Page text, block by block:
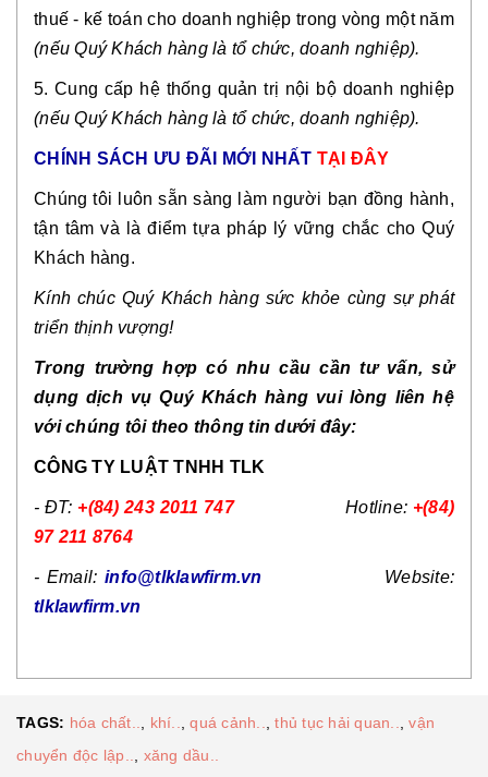
thuế - kế toán cho doanh nghiệp trong vòng một năm
(nếu Quý Khách hàng là tổ chức, doanh nghiệp).
5. Cung cấp hệ thống quản trị nội bộ doanh nghiệp
(nếu Quý Khách hàng là tổ chức, doanh nghiệp).
CHÍNH SÁCH ƯU ĐÃI MỚI NHẤT TẠI ĐÂY
Chúng tôi luôn sẵn sàng làm người bạn đồng hành,
tận tâm và là điểm tựa pháp lý vững chắc cho Quý
Khách hàng.
Kính chúc Quý Khách hàng sức khỏe cùng sự phát
triển thịnh vượng!
Trong trường hợp có nhu cầu cần tư vấn, sử
dụng dịch vụ Quý Khách hàng vui lòng liên hệ
với chúng tôi theo thông tin dưới đây:
CÔNG TY LUẬT TNHH TLK
- ĐT: +(84) 243 2011 747Hotline: +(84)
97 211 8764
- Email: info@tlklawfirm.vn
Website:
tlklawfirm.vn
TAGS: hóa chất.. khí.. ,quá cảnh.. ,thủ tục hải quan.. ,vận
chuyển độc lập..
xăng dầu..